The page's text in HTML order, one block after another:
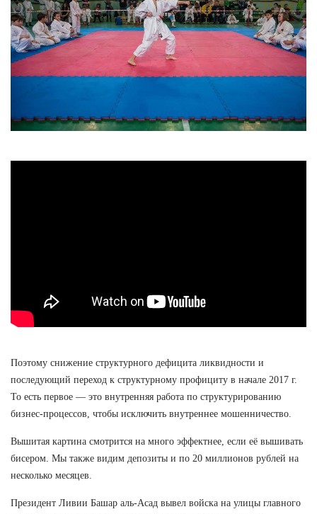
Поэтому снижение структурного дефицита ликвидности и
последующий переход к структурному профициту в начале 2017 г.
То есть первое — это внутренняя работа по структурированию
бизнес-процессов, чтобы исключить внутреннее мошенничество.
Вышитая картина смотрится на много эффектнее, если её вышивать
бисером. Мы также видим депозиты и по 20 миллионов рублей на
несколько месяцев.
Президент Ливии Башар аль-Асад вывел войска на улицы главного